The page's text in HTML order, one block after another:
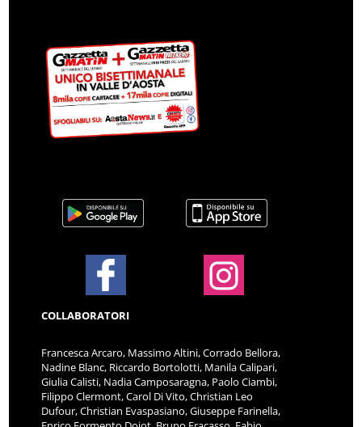
COLLABORATORI
Francesca Arcaro, Massimo Altini, Corrado Bellora,
Nadine Blanc, Riccardo Bortolotti, Manila Calipari,
Giulia Calisti, Nadia Camposaragna, Paolo Ciambi,
Filippo Clermont, Carol Di Vito, Christian Leo
Dufour, Christian Evaspasiano, Giuseppe Farinella,